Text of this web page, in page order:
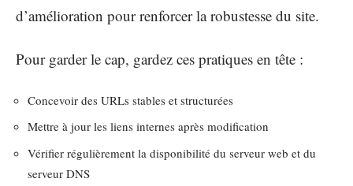
d’amélioration pour renforcer la robustesse du site.
Pour garder le cap, gardez ces pratiques en tête :
Concevoir des URLs stables et structurées
Mettre à jour les liens internes après modification
Vérifier régulièrement la disponibilité du serveur web et du
serveur DNS